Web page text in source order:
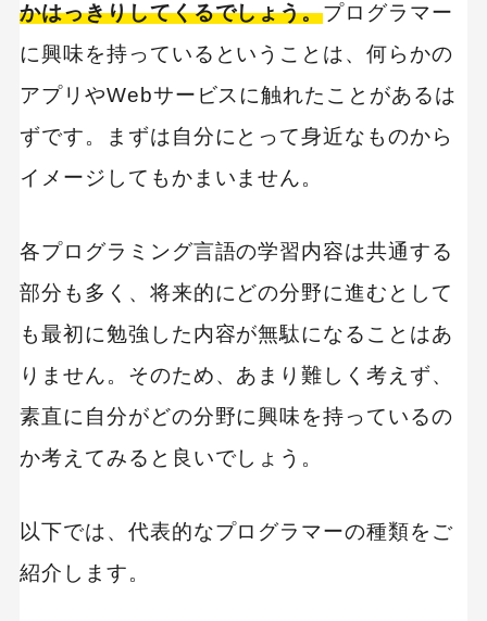
かはっきりしてくるでしょう。プログラマー
に興味を持っているということは、何らかの
アプリやWebサービスに触れたことがあるは
ずです。まずは自分にとって身近なものから
イメージしてもかまいません。
各プログラミング言語の学習内容は共通する
部分も多く、将来的にどの分野に進むとして
も最初に勉強した内容が無駄になることはあ
りません。そのため、あまり難しく考えず、
素直に自分がどの分野に興味を持っているの
か考えてみると良いでしょう。
以下では、代表的なプログラマーの種類をご
紹介します。